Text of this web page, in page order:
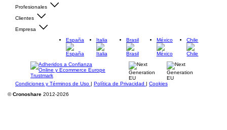
Profesionales
Clientes
Empresa
España
Italia Brasil México Chile
Condiciones y Términos de Uso | Política de Privacidad | Cookies
©Cronoshare 2012-2026